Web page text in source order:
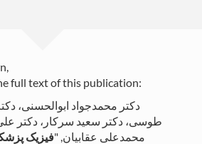
full text of this publication:
دکتر محمدجواد ابوالحسنی،
طوسی، دکتر سعید سرکار، دکتر
محمدعلی عقابیان, "فیزیک